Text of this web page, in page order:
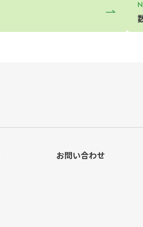
お問い合わせ